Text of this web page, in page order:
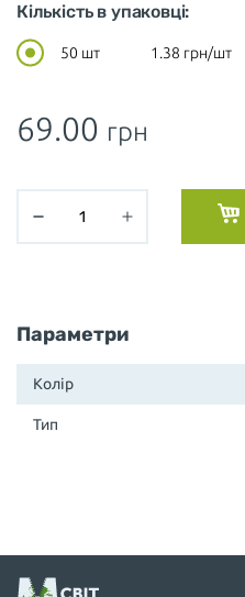
Кількість в упаковці:
50 шт 1.38 грн/шт
69.00 грн
Параметри
Колір
Тип